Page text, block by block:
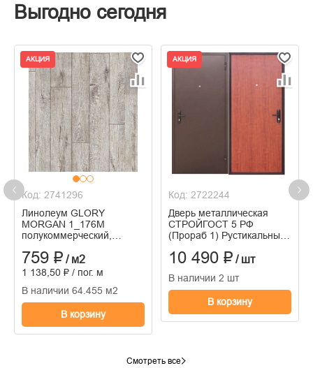
Выгодно сегодня
АКЦИЯ
Код: 2741296
Линолеум GLORY
MORGAN 1_176M
полукоммерческий,
759 ₽ / м2
1 138,50 ₽ / пог. м
В наличии 64.455 м2
В корзину
АКЦИЯ
Код: 2722244
Дверь металлическая
СТРОЙГОСТ 5 РФ
(Прораб 1) Рустикальный
10 490 ₽ / шт
В наличии 2 шт
В корзину
Смотреть все